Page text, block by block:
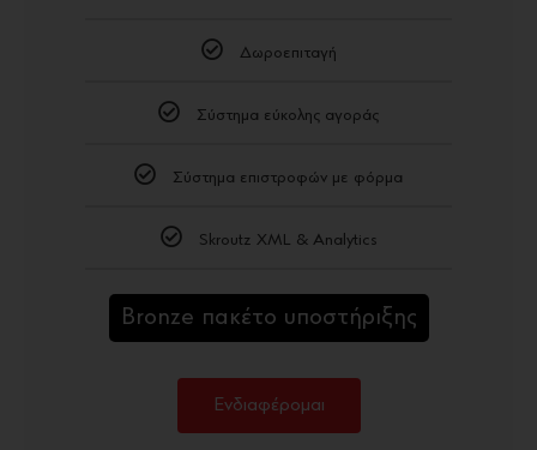
Δωροεπιταγή
Σύστημα εύκολης αγοράς
Σύστημα επιστροφών με φόρμα
Skroutz XML & Analytics
Bronze πακέτο υποστήριξης
Ενδιαφέρομαι